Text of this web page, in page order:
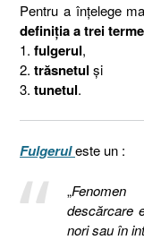
Pentru a înțelege
definiția a trei
1. fulgerul,
2. trăsnetul și
3. tunetul.
Fulgeruleste un :
„
descărcare
nori sau în